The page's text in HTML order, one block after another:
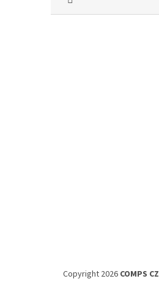
Copyright 2026 COMPS CZ